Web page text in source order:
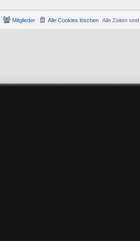
Alle Zeiten sind
Alle Cookies löschen
Mitglieder